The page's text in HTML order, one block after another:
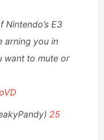
E3
arning you in
want to mute or
25